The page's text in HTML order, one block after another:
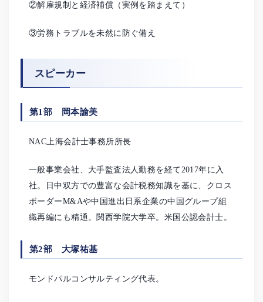
②解雇規制と経済補償（実例を踏まえて）
③労務トラブルを未然に防ぐ備え
スピーカー
第1部 岡本諭美
NAC上海会計士事務所所長
一般事業会社、大手監査法人勤務を経て2017年に入
社。日中双方での豊富な会計税務知識を基に、クロス
ボーダーM&Aや中国進出日系企業の中国グループ組
織再編にも精通。関西学院大学卒。米国公認会計士。
第2部 大塚祐基
モンドパルコンサルティング代表。